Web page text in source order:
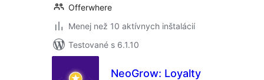
Offerwhere
Menej než 10 aktívnych inštalácií
Testované s 6.1.10
NeoGrow: Loyalty